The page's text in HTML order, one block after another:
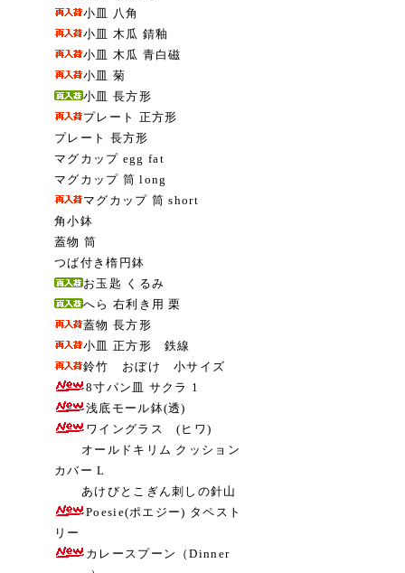
小皿 八角
小皿 木瓜 錆釉
小皿 木瓜 青白磁
小皿 菊
小皿 長方形
プレート 正方形
プレート 長方形
マグカップ egg fat
マグカップ 筒 long
マグカップ 筒 short
角小鉢
蓋物 筒
つば付き楕円鉢
お玉匙 くるみ
へら 右利き用 栗
蓋物 長方形
小皿 正方形 鉄線
鈴竹 おぼけ 小サイズ
8寸パン皿 サクラ 1
浅底モール鉢(透)
ワイングラス (ヒワ)
オールドキリム クッション
カバー L
あけびとこぎん刺しの針山
Poesie(ポエジー) タペスト
リー
カレースプーン（Dinner